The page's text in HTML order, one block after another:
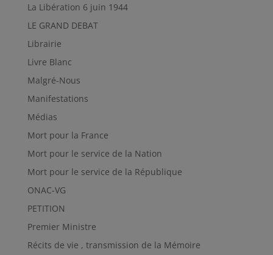
La Libération 6 juin 1944
LE GRAND DEBAT
Librairie
Livre Blanc
Malgré-Nous
Manifestations
Médias
Mort pour la France
Mort pour le service de la Nation
Mort pour le service de la République
ONAC-VG
PETITION
Premier Ministre
Récits de vie , transmission de la Mémoire